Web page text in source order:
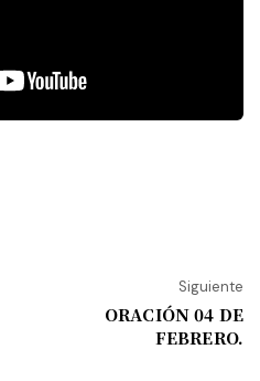
Siguiente
ORACIÓN 04 DE
FEBRERO.